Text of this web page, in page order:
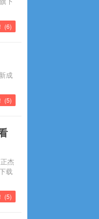
(6)
成
(5)
杰
载
(5)